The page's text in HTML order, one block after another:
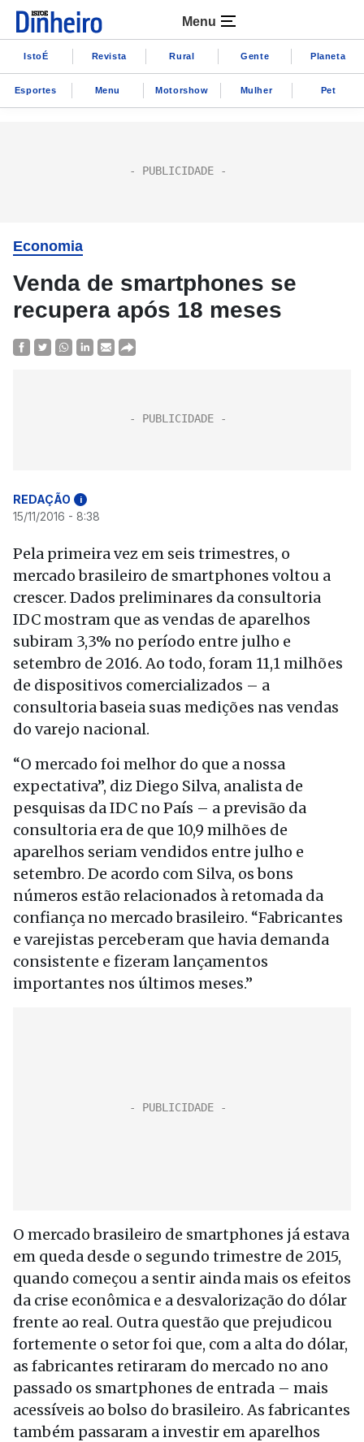
Menu
IstoÉ Revista Rural Gente Planeta
Esportes Menu Motorshow Mulher Pet
Economia
Venda de smartphones se
recupera após 18 meses
REDAÇÃO i
15/11/2016 - 8:38
Pela primeira vez em seis trimestres, o
mercado brasileiro de smartphones voltou a
crescer. Dados preliminares da consultoria
IDC mostram que as vendas de aparelhos
subiram 3,3% no período entre julho e
setembro de 2016. Ao todo, foram 11,1 milhões
de dispositivos comercializados – a
consultoria baseia suas medições nas vendas
do varejo nacional.
“O mercado foi melhor do que a nossa
expectativa”, diz Diego Silva, analista de
pesquisas da IDC no País – a previsão da
consultoria era de que 10,9 milhões de
aparelhos seriam vendidos entre julho e
setembro. De acordo com Silva, os bons
números estão relacionados à retomada da
confiança no mercado brasileiro. “Fabricantes
e varejistas perceberam que havia demanda
consistente e fizeram lançamentos
importantes nos últimos meses.”
O mercado brasileiro de smartphones já estava
em queda desde o segundo trimestre de 2015,
quando começou a sentir ainda mais os efeitos
da crise econômica e a desvalorização do dólar
frente ao real. Outra questão que prejudicou
fortemente o setor foi que, com a alta do dólar,
as fabricantes retiraram do mercado no ano
passado os smartphones de entrada – mais
acessíveis ao bolso do brasileiro. As fabricantes
também passaram a investir em aparelhos